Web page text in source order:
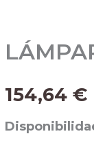
154,64 €
LÁMPARA